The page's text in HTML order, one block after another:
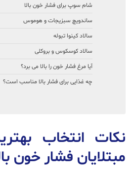
شام سوپ برای فشار خون بالا
ساندویچ سبزیجات و هوموس
سالاد کینوا تبوله
سالاد کوسکوس و بروکلی
آیا مرغ فشار خون را بالا می برد؟
چه غذایی برای فشار بالا مناسب است؟
نکات انتخاب
مبتلایان فشار خون